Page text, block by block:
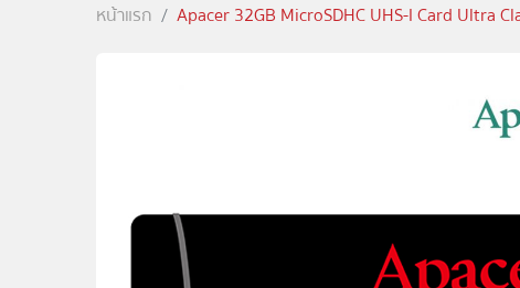
หน้าแรก Apacer 32GB MicroSDHC UHS-I Card Ultra